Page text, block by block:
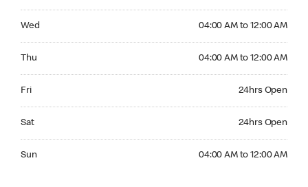
Wed 04:00 AM to 12:00 AM
Thu 04:00 AM to 12:00 AM
Fri 24hrs Open
Sat 24hrs Open
Sun 04:00 AM to 12:00 AM